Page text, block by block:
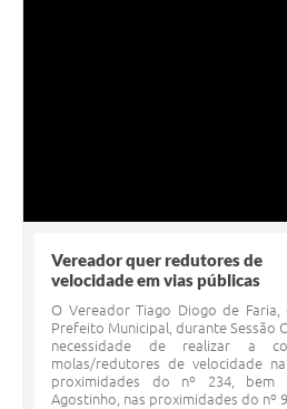
Vereador quer redutores de
velocidade em vias públicas
O Vereador Tiago Diogo de
Prefeito Municipal, durante Sessão
necessidade de realizar a
molas/redutores de velocidade
proximidades do nº 234, bem
Agostinho, nas proximidades do nº